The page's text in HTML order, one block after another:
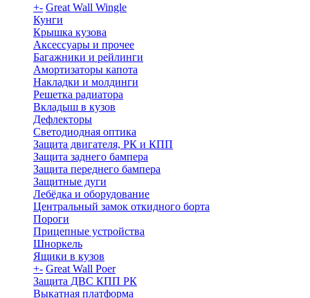
+- Great Wall Wingle
Кунги
Крышка кузова
Аксессуары и прочее
Багажники и рейлинги
Амортизаторы капота
Накладки и молдинги
Решетка радиатора
Вкладыш в кузов
Дефлекторы
Светодиодная оптика
Защита двигателя, РК и КПП
Защита заднего бампера
Защита переднего бампера
Защитные дуги
Лебёдка и оборудование
Центральный замок откидного борта
Пороги
Прицепные устройства
Шноркель
Ящики в кузов
+- Great Wall Poer
Защита ДВС КПП РК
Выкатная платформа